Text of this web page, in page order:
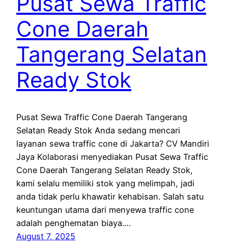
Cone Daerah
Tangerang Selatan
Ready Stok
Pusat Sewa Traffic Cone Daerah Tangerang
Selatan Ready Stok Anda sedang mencari
layanan sewa traffic cone di Jakarta? CV Mandiri
Jaya Kolaborasi menyediakan Pusat Sewa Traffic
Cone Daerah Tangerang Selatan Ready Stok,
kami selalu memiliki stok yang melimpah, jadi
anda tidak perlu khawatir kehabisan. Salah satu
keuntungan utama dari menyewa traffic cone
adalah penghematan biaya.…
August 7, 2025